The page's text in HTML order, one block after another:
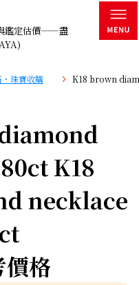
鑑定估價——盡
珠寶收購 K18 brown
K18
necklace
價格